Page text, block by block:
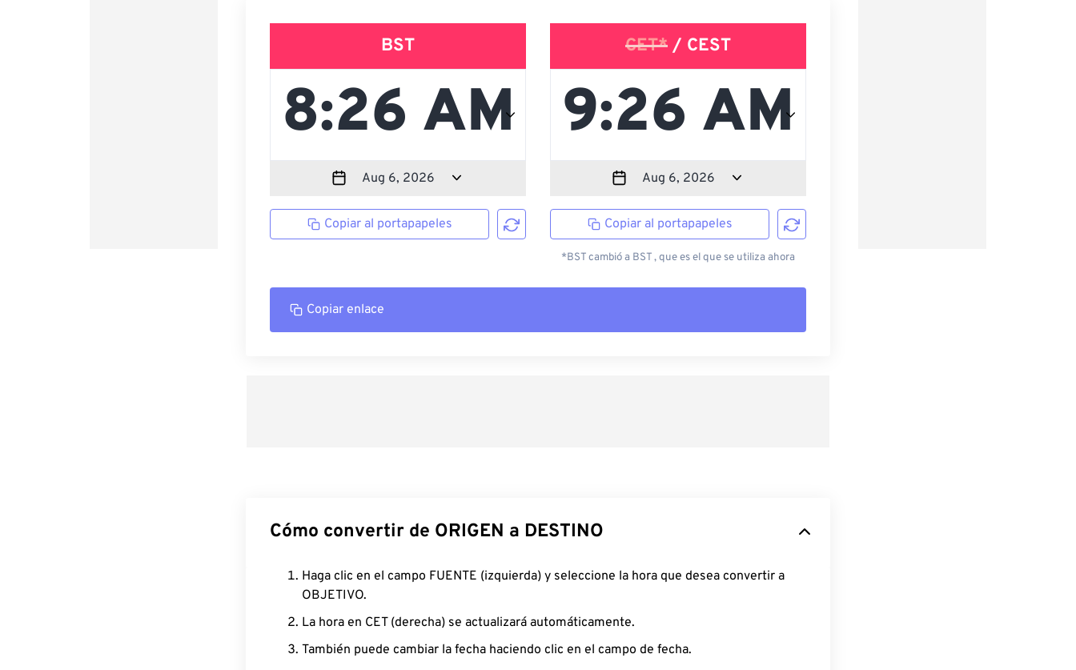
BST
Copiar al portapapeles
CET* / CEST
Copiar al portapapeles
*BST cambió a BST , que es el que se utiliza ahora
Copiar enlace
Cómo convertir de ORIGEN a DESTINO
Haga clic en el campo FUENTE (izquierda) y seleccione la hora que desea convertir a
OBJETIVO.
La hora en CET (derecha) se actualizará automáticamente.
También puede cambiar la fecha haciendo clic en el campo de fecha.